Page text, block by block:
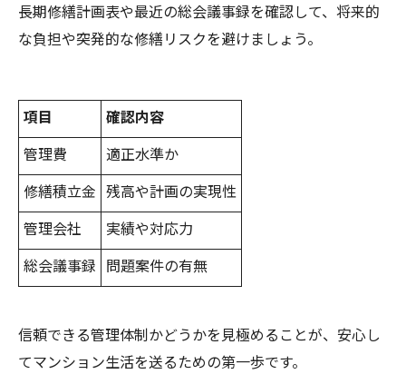
長期修繕計画表や最近の総会議事録を確認して、将来的
な負担や突発的な修繕リスクを避けましょう。
項目
確認内容
管理費
適正水準か
修繕積立金 残高や計画の実現性
管理会社
実績や対応力
総会議事録 問題案件の有無
信頼できる管理体制かどうかを見極めることが、安心し
てマンション生活を送るための第一歩です。